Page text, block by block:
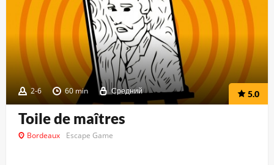
2-6 60 min Средний 5.0
Toile de maîtres
Bordeaux Escape Game